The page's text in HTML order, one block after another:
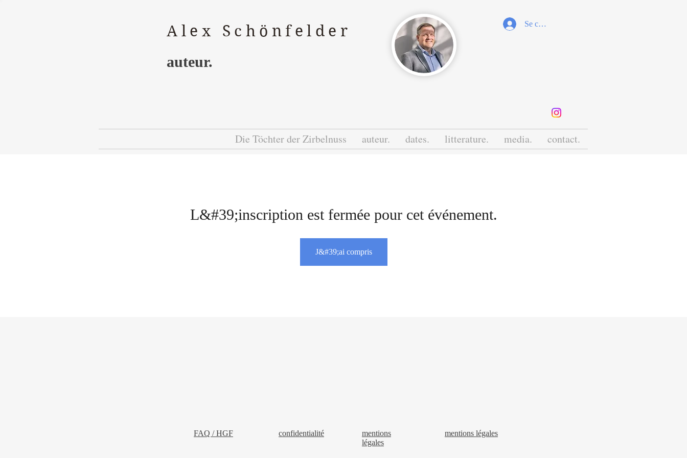
Alex Schönfelder
auteur.
Se connecter
Die Töchter der Zirbelnuss auteur. dates. litterature. media. contact.
L&#39;inscription est fermée pour cet événement.
J&#39;ai compris
FAQ / HGF confidentialité
mentions
légales
mentions légales